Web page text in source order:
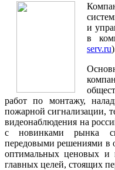
и
в
serv.ru
работ по монтажу,
пожарной сигнализации,
видеонаблюдения на
с новинками рынка
передовыми решениями в
оптимальных ценовых и
главных целей, стоящих